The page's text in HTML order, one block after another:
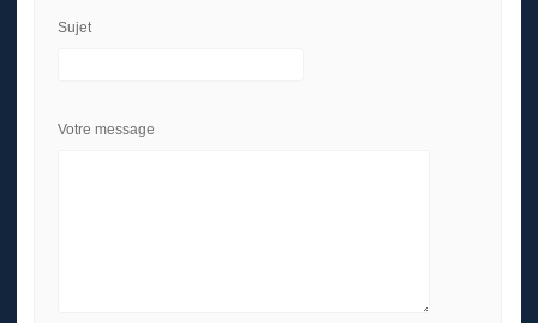
Sujet
Votre message